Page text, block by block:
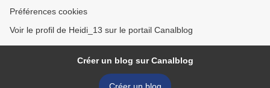
Préférences cookies
Voir le profil de Heidi_13 sur le portail Canalblog
Créer un blog sur Canalblog